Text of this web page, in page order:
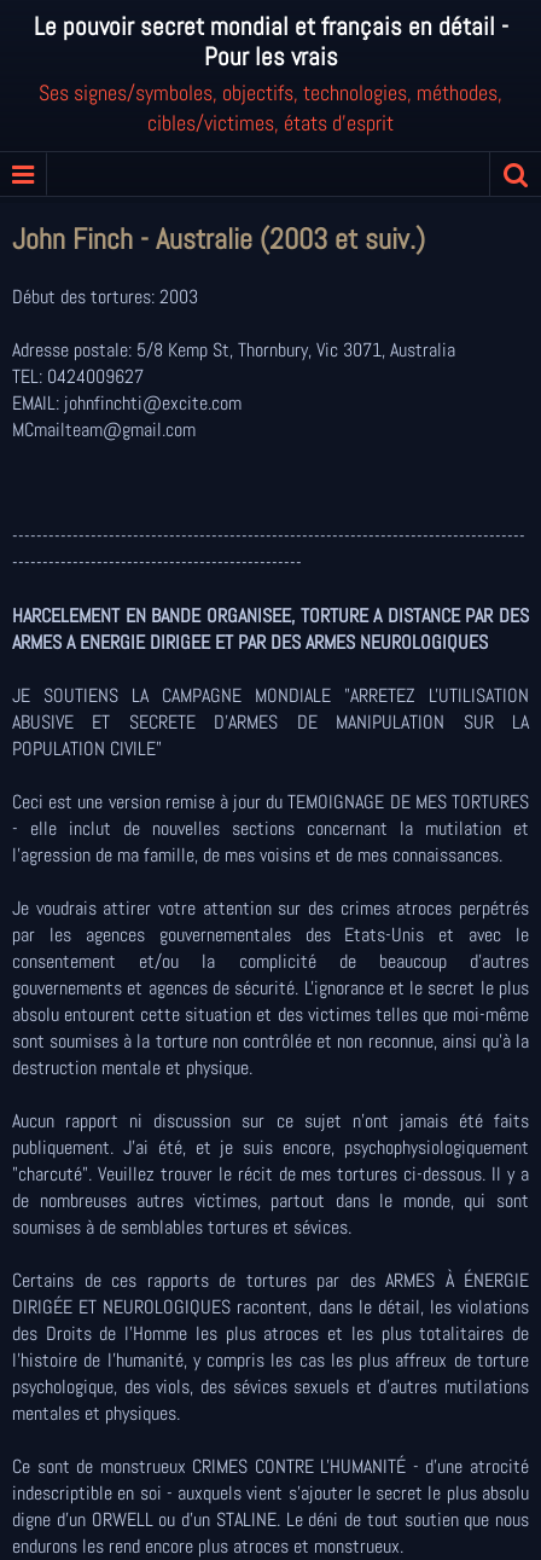
Le pouvoir secret mondial et français en détail -
Pour les vrais
Ses signes/symboles, objectifs, technologies, méthodes,
cibles/victimes, états d'esprit
John Finch - Australie (2003 et suiv.)
Début des tortures: 2003
Adresse postale: 5/8 Kemp St, Thornbury, Vic 3071, Australia
TEL: 0424009627
EMAIL: johnfinchti@excite.com
MCmailteam@gmail.com
-------------------------------------------------------------------------------------
------------------------------------------------
HARCELEMENT EN BANDE ORGANISEE, TORTURE A DISTANCE PAR DES
ARMES A ENERGIE DIRIGEE ET PAR DES ARMES NEUROLOGIQUES
JE SOUTIENS LA CAMPAGNE MONDIALE "ARRETEZ L'UTILISATION
ABUSIVE ET SECRETE D'ARMES DE MANIPULATION SUR LA
POPULATION CIVILE"
Ceci est une version remise à jour du TEMOIGNAGE DE MES TORTURES
- elle inclut de nouvelles sections concernant la mutilation et
l'agression de ma famille, de mes voisins et de mes connaissances.
Je voudrais attirer votre attention sur des crimes atroces perpétrés
par les agences gouvernementales des Etats-Unis et avec le
consentement et/ou la complicité de beaucoup d'autres
gouvernements et agences de sécurité. L'ignorance et le secret le plus
absolu entourent cette situation et des victimes telles que moi-même
sont soumises à la torture non contrôlée et non reconnue, ainsi qu'à la
destruction mentale et physique.
Aucun rapport ni discussion sur ce sujet n'ont jamais été faits
publiquement. J'ai été, et je suis encore, psychophysiologiquement
"charcuté". Veuillez trouver le récit de mes tortures ci-dessous. Il y a
de nombreuses autres victimes, partout dans le monde, qui sont
soumises à de semblables tortures et sévices.
Certains de ces rapports de tortures par des ARMES À ÉNERGIE
DIRIGÉE ET NEUROLOGIQUES racontent, dans le détail, les violations
des Droits de l'Homme les plus atroces et les plus totalitaires de
l'histoire de l'humanité, y compris les cas les plus affreux de torture
psychologique, des viols, des sévices sexuels et d'autres mutilations
mentales et physiques.
Ce sont de monstrueux CRIMES CONTRE L'HUMANITÉ - d'une atrocité
indescriptible en soi - auxquels vient s'ajouter le secret le plus absolu
digne d'un ORWELL ou d'un STALINE. Le déni de tout soutien que nous
endurons les rend encore plus atroces et monstrueux.